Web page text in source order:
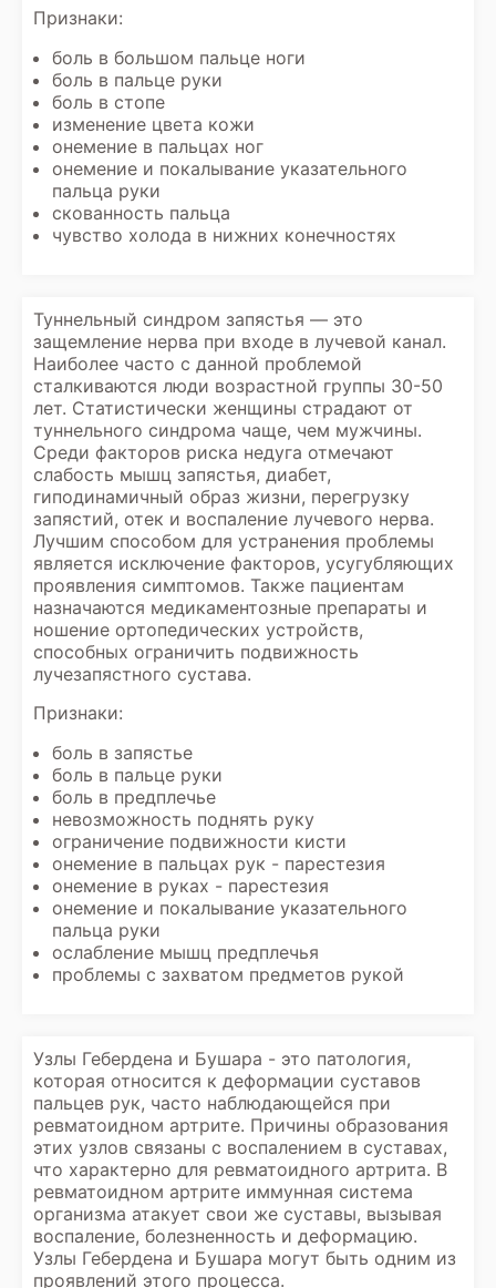
Признаки:
боль в большом пальце ноги
боль в пальце руки
боль в стопе
изменение цвета кожи
онемение в пальцах ног
онемение и покалывание указательного
пальца руки
скованность пальца
чувство холода в нижних конечностях
Туннельный синдром запястья — это
защемление нерва при входе в лучевой канал.
Наиболее часто с данной проблемой
сталкиваются люди возрастной группы 30-50
лет. Статистически женщины страдают от
туннельного синдрома чаще, чем мужчины.
Среди факторов риска недуга отмечают
слабость мышц запястья, диабет,
гиподинамичный образ жизни, перегрузку
запястий, отек и воспаление лучевого нерва.
Лучшим способом для устранения проблемы
является исключение факторов, усугубляющих
проявления симптомов. Также пациентам
назначаются медикаментозные препараты и
ношение ортопедических устройств,
способных ограничить подвижность
лучезапястного сустава.
Признаки:
боль в запястье
боль в пальце руки
боль в предплечье
невозможность поднять руку
ограничение подвижности кисти
онемение в пальцах рук - парестезия
онемение в руках - парестезия
онемение и покалывание указательного
пальца руки
ослабление мышц предплечья
проблемы с захватом предметов рукой
Узлы Гебердена и Бушара - это патология,
которая относится к деформации суставов
пальцев рук, часто наблюдающейся при
ревматоидном артрите. Причины образования
этих узлов связаны с воспалением в суставах,
что характерно для ревматоидного артрита. В
ревматоидном артрите иммунная система
организма атакует свои же суставы, вызывая
воспаление, болезненность и деформацию.
Узлы Гебердена и Бушара могут быть одним из
проявлений этого процесса.